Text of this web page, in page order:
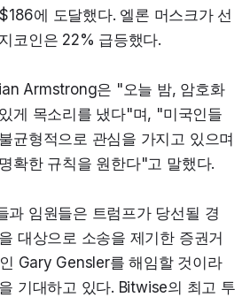
에 도달했다. 엘론 머스크가 선
코인은 22% 급등했다.
Armstrong은 "오늘 밤, 암호화
게 목소리를 냈다"며, "미국인들
균형적으로 관심을 가지고 있으며
확한 규칙을 원한다"고 말했다.
과 임원들은 트럼프가 당선될 경
대상으로 소송을 제기한 증권거
Gary Gensler를 해임할 것이라
기대하고 있다. Bitwise의 최고 투